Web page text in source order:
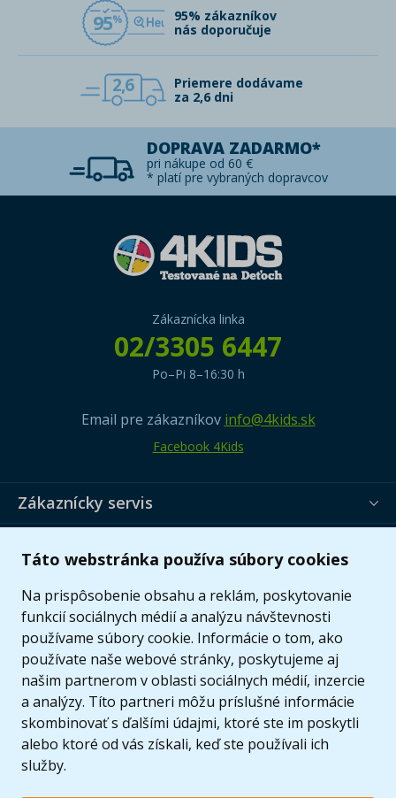
Táto webstránka používa súbory cookies
Na prispôsobenie obsahu a reklám, poskytovanie
funkcií sociálnych médií a analýzu návštevnosti
používame súbory cookie. Informácie o tom, ako
používate naše webové stránky, poskytujeme aj
našim partnerom v oblasti sociálnych médií, inzercie
a analýzy. Títo partneri môžu príslušné informácie
skombinovať s ďalšími údajmi, ktoré ste im poskytli
alebo ktoré od vás získali, keď ste používali ich
služby.
95
95% zákazníkov
nás doporučuje
2,6
Priemere dodávame
za 2,6 dni
DOPRAVA ZADARMO*
pri nákupe od 60 €
* platí pre vybraných dopravcov
Zákaznícka linka
02/3305 6447
Po–Pi 8–16:30 h
Email pre zákazníkov info@4kids.sk
Facebook 4Kids
Zákaznícky servis